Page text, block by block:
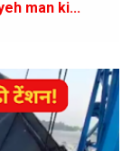
Saaz...